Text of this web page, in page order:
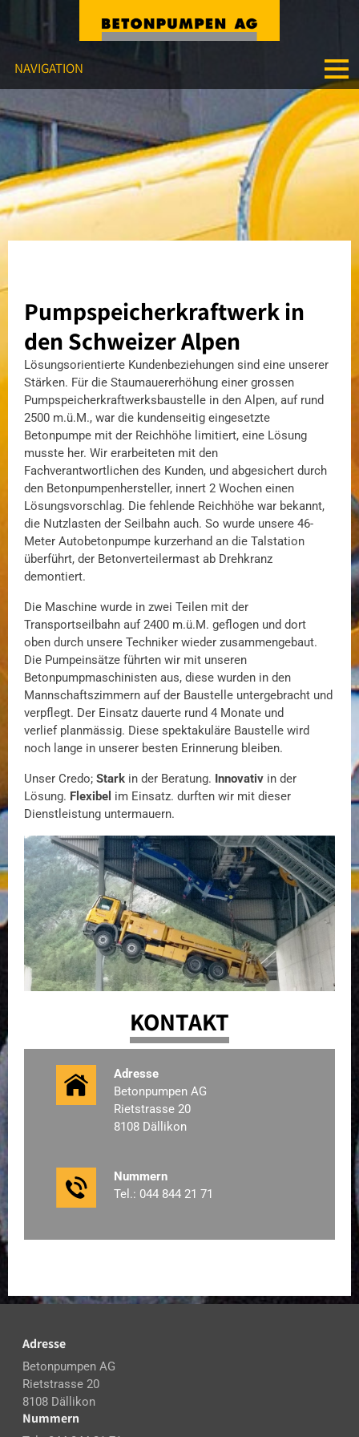
NAVIGATION
ÜBER UNS
ANGEBOT
MASCHINEN
REFERENZEN
KONTAKT
Pumpspeicherkraftwerk in
den Schweizer Alpen
Lösungsorientierte Kundenbeziehungen sind eine unserer
Stärken. Für die Staumauererhöhung einer grossen
Pumpspeicherkraftwerksbaustelle in den Alpen, auf rund
2500 m.ü.M., war die kundenseitig eingesetzte
Betonpumpe mit der Reichhöhe limitiert, eine Lösung
musste her. Wir erarbeiteten mit den
Fachverantwortlichen des Kunden, und abgesichert durch
den Betonpumpenhersteller, innert 2 Wochen einen
Lösungsvorschlag. Die fehlende Reichhöhe war bekannt,
die Nutzlasten der Seilbahn auch. So wurde unsere 46-
Meter Autobetonpumpe kurzerhand an die Talstation
überführt, der Betonverteilermast ab Drehkranz
demontiert.
Die Maschine wurde in zwei Teilen mit der
Transportseilbahn auf 2400 m.ü.M. geflogen und dort
oben durch unsere Techniker wieder zusammengebaut.
Die Pumpeinsätze führten wir mit unseren
Betonpumpmaschinisten aus, diese wurden in den
Mannschaftszimmern auf der Baustelle untergebracht und
verpflegt. Der Einsatz dauerte rund 4 Monate und
verlief planmässig. Diese spektakuläre Baustelle wird
noch lange in unserer besten Erinnerung bleiben.
Unser Credo; Stark in der Beratung. Innovativ in der
Lösung. Flexibel im Einsatz. durften wir mit dieser
Dienstleistung untermauern.
KONTAKT
Adresse
Betonpumpen AG
Rietstrasse 20
8108 Dällikon
Nummern
Tel.: 044 844 21 71
Adresse
Betonpumpen AG
Rietstrasse 20
8108 Dällikon
Nummern